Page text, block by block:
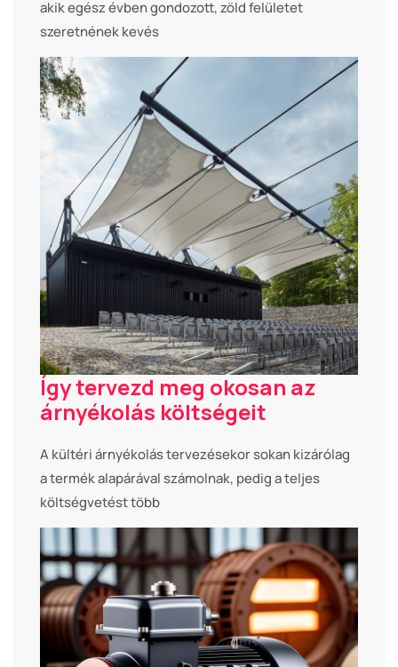
akik egész évben gondozott, zöld felületet
szeretnének kevés
Így tervezd meg okosan az
árnyékolás költségeit
A kültéri árnyékolás tervezésekor sokan kizárólag
a termék alapárával számolnak, pedig a teljes
költségvetést több